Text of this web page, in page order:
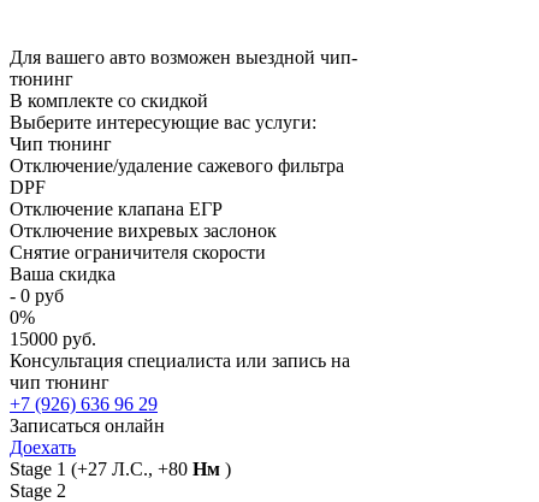
Для вашего авто возможен выездной чип-
тюнинг
В комплекте со скидкой
Выберите интересующие вас услуги:
Чип тюнинг
Отключение/удаление сажевого фильтра
DPF
Отключение клапана ЕГР
Отключение вихревых заслонок
Снятие ограничителя скорости
Ваша скидка
- 0 руб
0%
15000 руб.
Консультация специалиста или запись на
чип тюнинг
+7 (926) 636 96 29
Записаться онлайн
Доехать
Stage 1 (+27 Л.С., +80 Нм )
Stage 2